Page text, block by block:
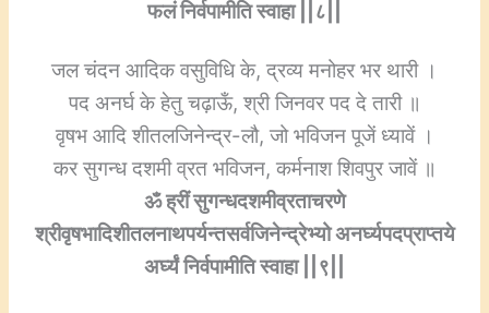
फलं निर्वपामीति स्वाहा ||८||
जल चंदन आदिक वसुविधि के, द्रव्य मनोहर भर थारी ।
पद अनर्घ के हेतु चढ़ाऊँ, श्री जिनवर पद दे तारी ॥
वृषभ आदि शीतलजिनेन्द्र-लौ, जो भविजन पूजें ध्यावें ।
कर सुगन्ध दशमी व्रत भविजन, कर्मनाश शिवपुर जावें ॥
ॐ ह्रीं सुगन्धदशमीव्रताचरणे
श्रीवृषभादिशीतलनाथपर्यन्तसर्वजिनेन्द्रेभ्यो अनर्घ्यपदप्राप्तये
अर्घ्यं निर्वपामीति स्वाहा ||९||